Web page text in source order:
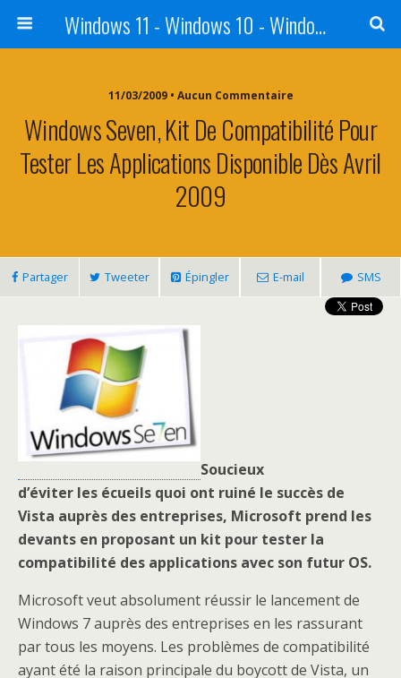
Windows 11 - Windows 10 - Windows 8 - Windows 7 - VISTA
11/03/2009 • Aucun Commentaire
Windows Seven, Kit De Compatibilité Pour
Tester Les Applications Disponible Dès Avril
2009
Partager Tweeter Épingler E-mail SMS
Soucieux
d’éviter les écueils quoi ont ruiné le succès de
Vista auprès des entreprises, Microsoft prend les
devants en proposant un kit pour tester la
compatibilité des applications avec son futur OS.
Microsoft veut absolument réussir le lancement de
Windows 7 auprès des entreprises en les rassurant
par tous les moyens. Les problèmes de compatibilité
ayant été la raison principale du boycott de Vista, un